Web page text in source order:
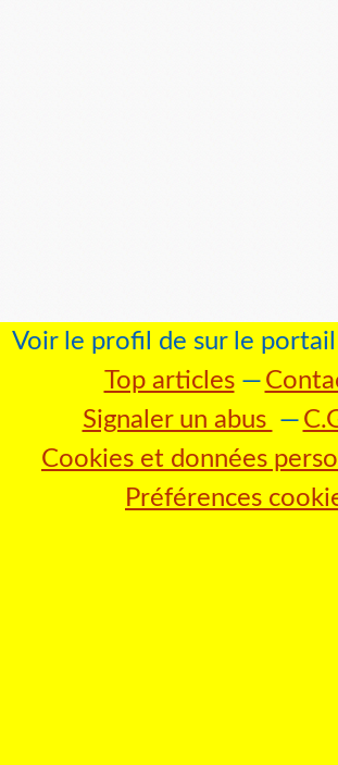
Voir le profil de sur le
Top articles
Signaler un abus
Cookies et données
Préférences